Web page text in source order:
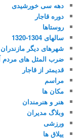
دهه سی خورشیدی
دوره قاجار
روستاها
سالهای 1304-1320
شهرهای دیگر مازندران
ضرب المثل های مردم
قدیمتر از قاجار
مراسم
مکان ها
هنر و هنرمندان
وبلاگ مدیران
ورزشی
ییلاق ها